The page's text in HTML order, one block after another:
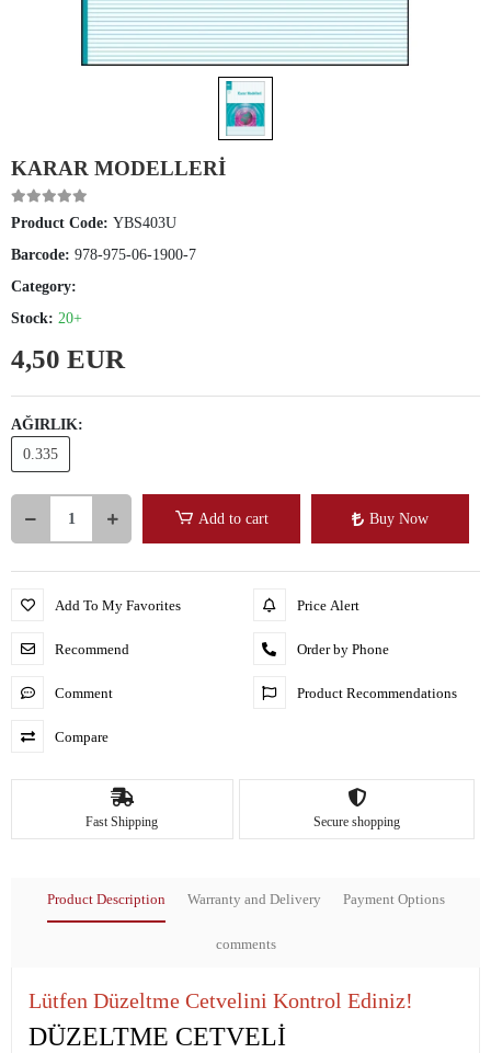
KARAR MODELLERİ
Product Code: YBS403U
Barcode: 978-975-06-1900-7
Category:
Stock: 20+
4,50 EUR
AĞIRLIK:
0.335
Add to cart Buy Now
Add To My Favorites
Recommend
Comment
Compare
Price Alert
Order by Phone
Product Recommendations
Fast Shipping Secure shopping
Product Description Warranty and Delivery Payment Options
comments
Lütfen Düzeltme Cetvelini Kontrol Ediniz!
DÜZELTME CETVELİ